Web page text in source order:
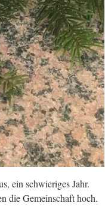
ein schwieriges Jahr.
die Gemeinschaft hoch.